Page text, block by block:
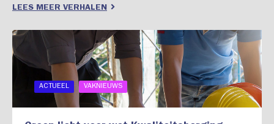
LEES MEER VERHALEN
ACTUEEL VAKNIEUWS